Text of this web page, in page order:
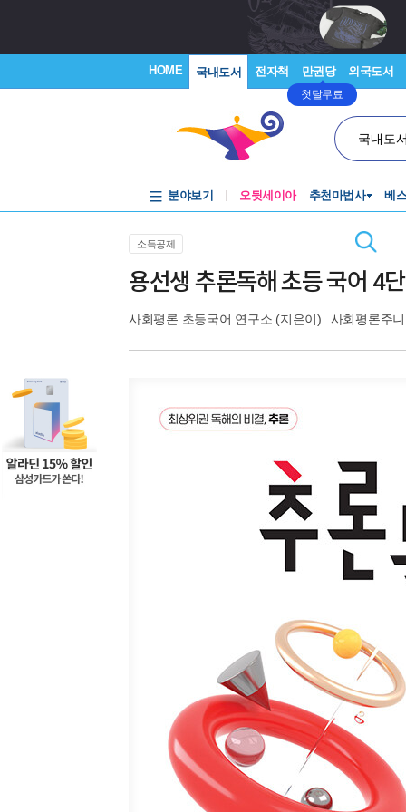
HOME 국내도서 전자책 만권당
첫달무료
외국도서
국내도
분야보기 오뒷세이아 추천마법사 베
소득공제
용선생 추론독해 초등 국어 4
사회평론 초등국어 연구소 (지은이) 사회평론주